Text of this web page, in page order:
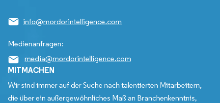
info@mordorintelligence.com
Medienanfragen:
media@mordorintelligence.com
MITMACHEN
Wir sind immer auf der Suche nach talentierten Mitarbeitern,
die über ein außergewöhnliches Maß an Branchenkenntnis,